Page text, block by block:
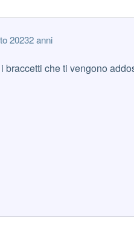
20232 anni
braccetti che ti vengono